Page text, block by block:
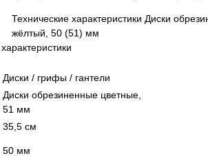
Технические характеристики Диски
жёлтый, 50 (51) мм
Диски / грифы / гантели
Диски обрезиненные цветные,
51 мм
35,5 см
50 мм